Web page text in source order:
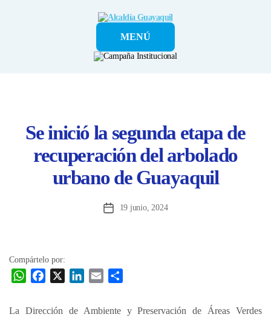
Alcaldía
GuayaquilMENÚ
Se inició la segunda etapa de
recuperación del arbolado
urbano de Guayaquil
Fecha19 junio, 2024
Compártelo por:
W
La Dirección de Ambiente y Preservación de Áreas Verdes